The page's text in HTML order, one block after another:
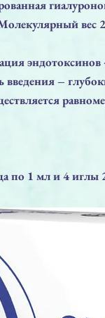
вес
–
1 мл и 4 иглы